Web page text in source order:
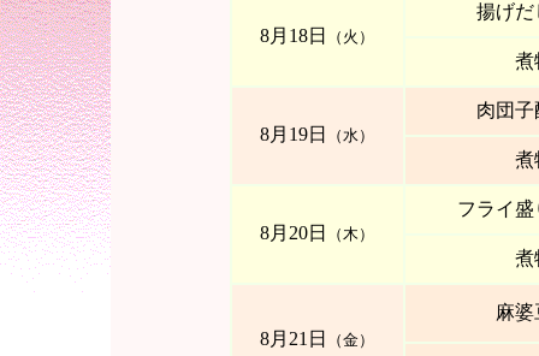
8月18日 （火）
揚げだ
煮
8月19日 （水）
肉団子
煮
8月20日 （木）
フライ
煮
8月21日 （金）
麻婆